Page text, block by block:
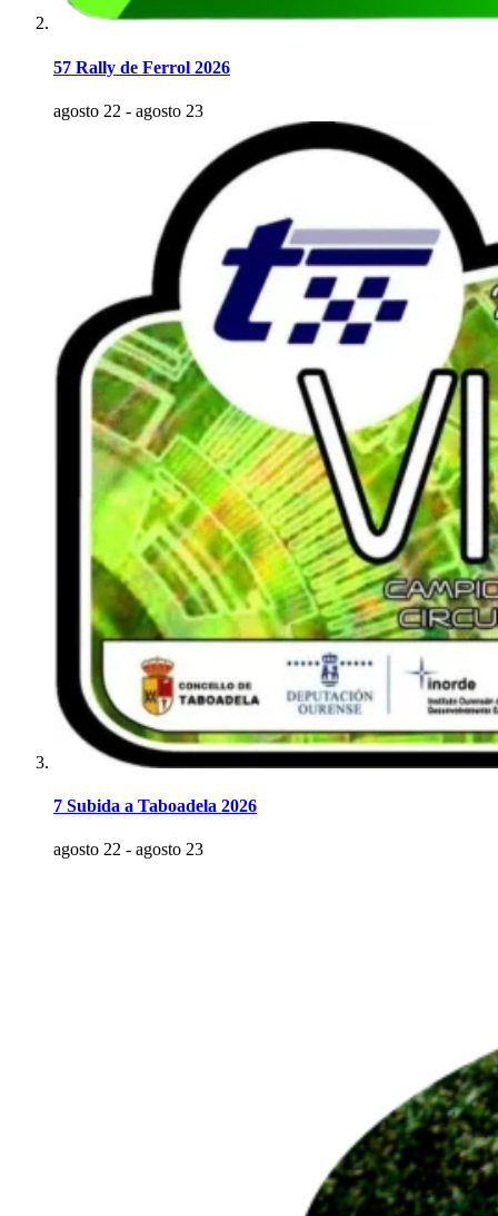
57 Rally de Ferrol 2026
agosto 22 - agosto 23
7 Subida a Taboadela 2026
agosto 22 - agosto 23